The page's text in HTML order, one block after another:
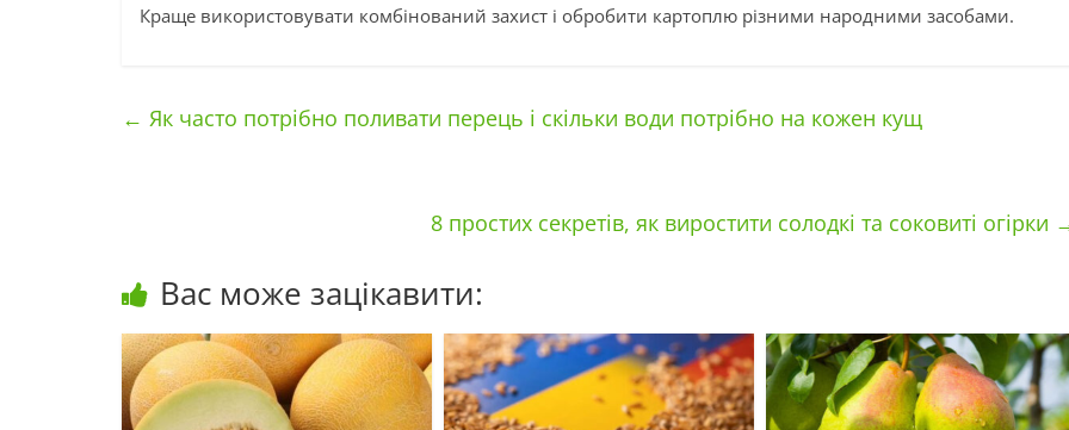
Краще використовувати комбінований захист і обробити картоплю різними народними засобами.
← Як часто потрібно поливати перець і скільки води потрібно на кожен кущ
8 простих секретів, як виростити солодкі та соковиті огірки
Вас може зацікавити: